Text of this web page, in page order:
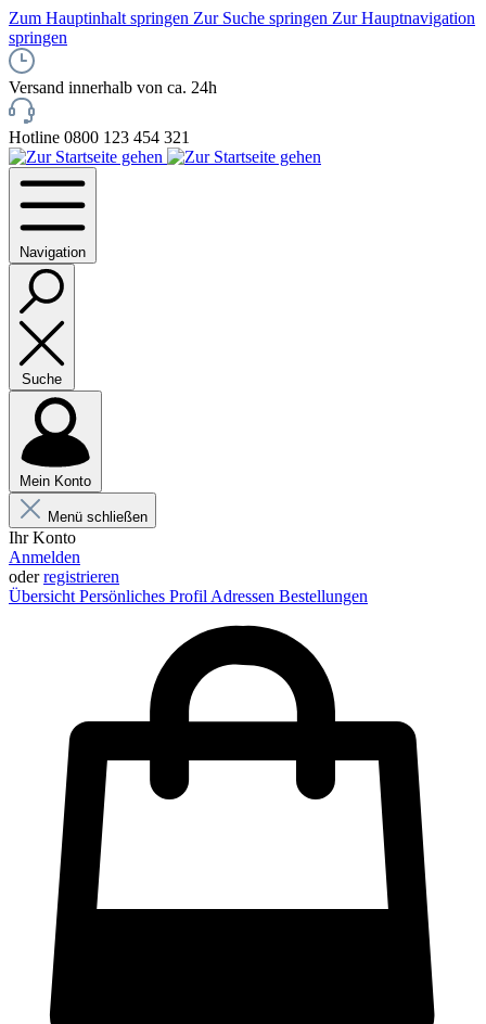
Zum Hauptinhalt springen Zur Suche springen Zur Hauptnavigation
springen
Versand innerhalb von ca. 24h
Hotline 0800 123 454 321
Navigation
Suche
Mein Konto
Menü schließen
Ihr Konto
Anmelden
oderregistrieren
Übersicht Persönliches Profil Adressen Bestellungen